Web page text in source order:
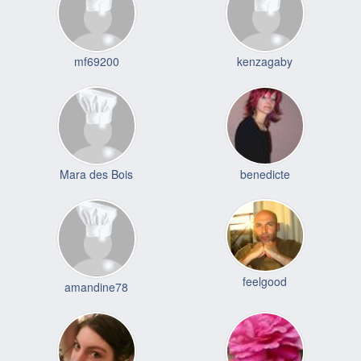
mf69200 kenzagaby
Mara des Bois benedicte
amandine78 feelgood